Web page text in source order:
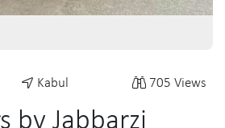
Kabul 705 Views
by Jabbarzi